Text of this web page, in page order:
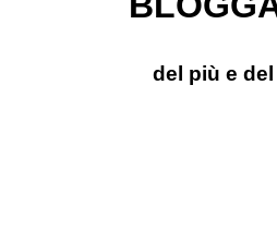
del più e